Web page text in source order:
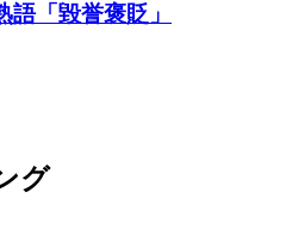
「毀誉褒貶」
グ